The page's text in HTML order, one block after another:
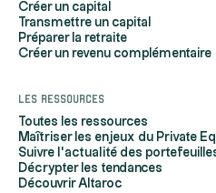
Créer un capital
Transmettre un capital
Préparer la retraite
Créer un revenu complémentaire
Les ressources
Toutes les ressources
Maîtriser les enjeux du Private
Suivre l'actualité des
Décrypter les tendances
Découvrir Altaroc